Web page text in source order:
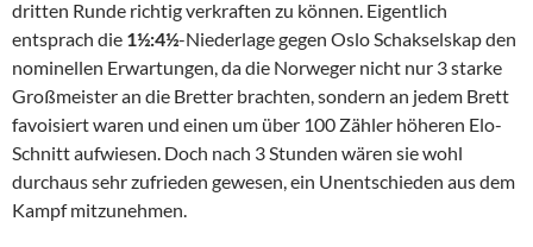
dritten Runde richtig verkraften zu können. Eigentlich
entsprach die 1½:4½-Niederlage gegen Oslo Schakselskap den
nominellen Erwartungen, da die Norweger nicht nur 3 starke
Großmeister an die Bretter brachten, sondern an jedem Brett
favoisiert waren und einen um über 100 Zähler höheren Elo-
Schnitt aufwiesen. Doch nach 3 Stunden wären sie wohl
durchaus sehr zufrieden gewesen, ein Unentschieden aus dem
Kampf mitzunehmen.